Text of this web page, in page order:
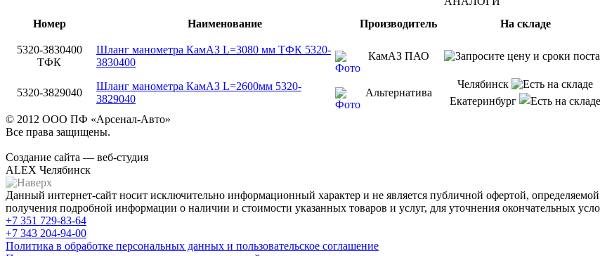
Номер
Наименование Производитель На складе
5320-3830400
ТФК
Шланг манометра КамАЗ L=3080 мм ТФК 5320-
3830400
КамАЗ ПАО
5320-3829040
Шланг манометра КамАЗ L=2600мм 5320-
3829040
Альтернатива
Челябинск
Екатеринбург
© 2012 ООО ПФ «Арсенал-Авто»
Все права защищены.
Создание сайта — веб-студия
ALEX Челябинск
Данный интернет-сайт носит исключительно информационный характер и не является публичной офертой,
получения подробной информации о наличии и стоимости указанных товаров и услуг, для уточнения окончательных
+7 351 729-83-64
+7 343 204-94-00
Политика в обработке персональных данных и пользовательское соглашение